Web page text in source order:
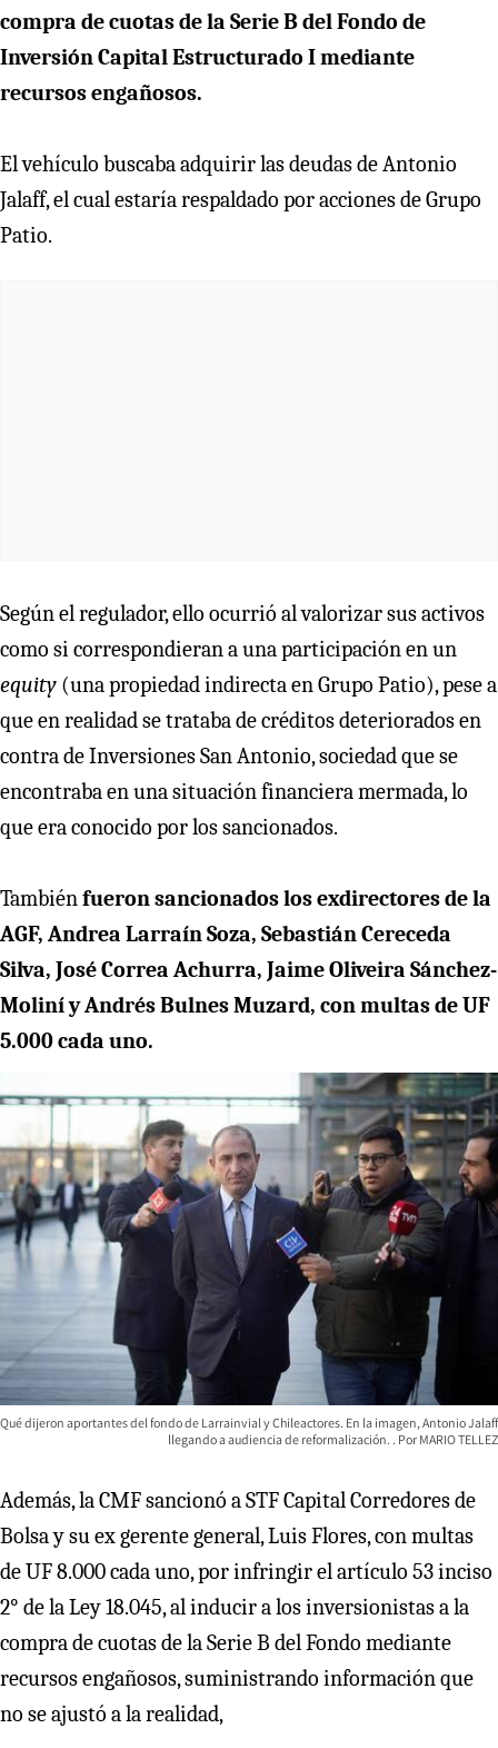
compra de cuotas de la Serie B del Fondo de
Inversión Capital Estructurado I mediante
recursos engañosos.
El vehículo buscaba adquirir las deudas de Antonio
Jalaff, el cual estaría respaldado por acciones de Grupo
Patio.
Según el regulador, ello ocurrió al valorizar sus activos
como si correspondieran a una participación en un
equity (una propiedad indirecta en Grupo Patio), pese a
que en realidad se trataba de créditos deteriorados en
contra de Inversiones San Antonio, sociedad que se
encontraba en una situación financiera mermada, lo
que era conocido por los sancionados.
Tambiénfueron sancionados los exdirectores de la
AGF, Andrea Larraín Soza, Sebastián Cereceda
Silva, José Correa Achurra, Jaime Oliveira Sánchez-
Moliní y Andrés Bulnes Muzard, con multas de UF
5.000 cada uno.
Qué dijeron aportantes del fondo de Larrainvial y Chileactores. En la imagen, Antonio Jalaff
llegando a audiencia de reformalización.
MARIO TELLEZ
Además, la CMF sancionó a STF Capital Corredores de
Bolsa y su ex gerente general, Luis Flores, con multas
de UF 8.000 cada uno, por infringir el artículo 53 inciso
2° de la Ley 18.045, al inducir a los inversionistas a la
compra de cuotas de la Serie B del Fondo mediante
recursos engañosos, suministrando información que
no se ajustó a la realidad,